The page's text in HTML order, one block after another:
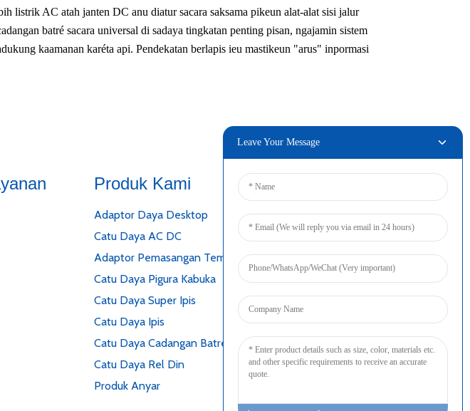
listrik AC atah janten DC anu diatur sacara saksama pikeun alat-alat sisi jalur
batré sacara universal di sadaya tingkatan penting pisan, ngajamin sistem
kaamanan karéta api. Pendekatan berlapis ieu mastikeun "arus" inpormasi
Produk Kami
Adaptor Daya Desktop
Catu Daya AC DC
Adaptor Pemasangan Tembok
Catu Daya Pigura Kabuka
Catu Daya Super Ipis
Catu Daya Ipis
Catu Daya Cadangan Batré
Catu Daya Rel Din
Produk Anyar
Leave Your Message